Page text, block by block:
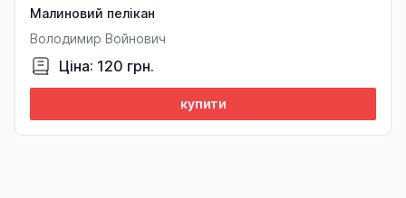
Малиновий пелікан
Володимир Войнович
Ціна: 120 грн.
купити